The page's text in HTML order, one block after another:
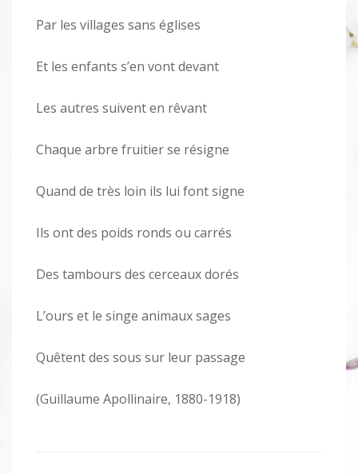
Par les villages sans églises
Et les enfants s’en vont devant
Les autres suivent en rêvant
Chaque arbre fruitier se résigne
Quand de très loin ils lui font signe
Ils ont des poids ronds ou carrés
Des tambours des cerceaux dorés
L’ours et le singe animaux sages
Quêtent des sous sur leur passage
(Guillaume Apollinaire, 1880-1918)